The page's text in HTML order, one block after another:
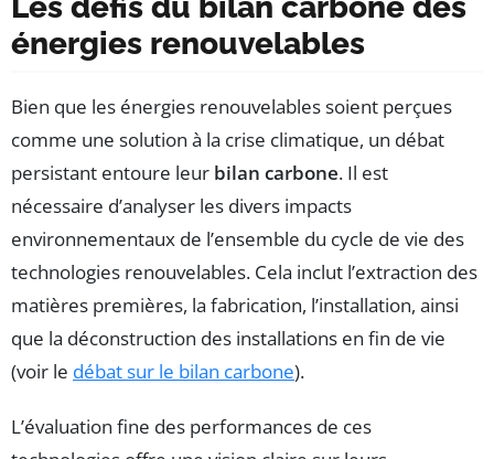
énergies renouvelables
Bien que les énergies renouvelables soient perçues
comme une solution à la crise climatique, un débat
persistant entoure leur bilan carbone. Il est
nécessaire d’analyser les divers impacts
environnementaux de l’ensemble du cycle de vie des
technologies renouvelables. Cela inclut l’extraction des
matières premières, la fabrication, l’installation, ainsi
que la déconstruction des installations en fin de vie
(voir le débat sur le bilan carbone).
L’évaluation fine des performances de ces